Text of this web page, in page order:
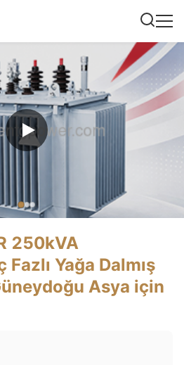
250kVA
Yağa Dalmış
Asya için